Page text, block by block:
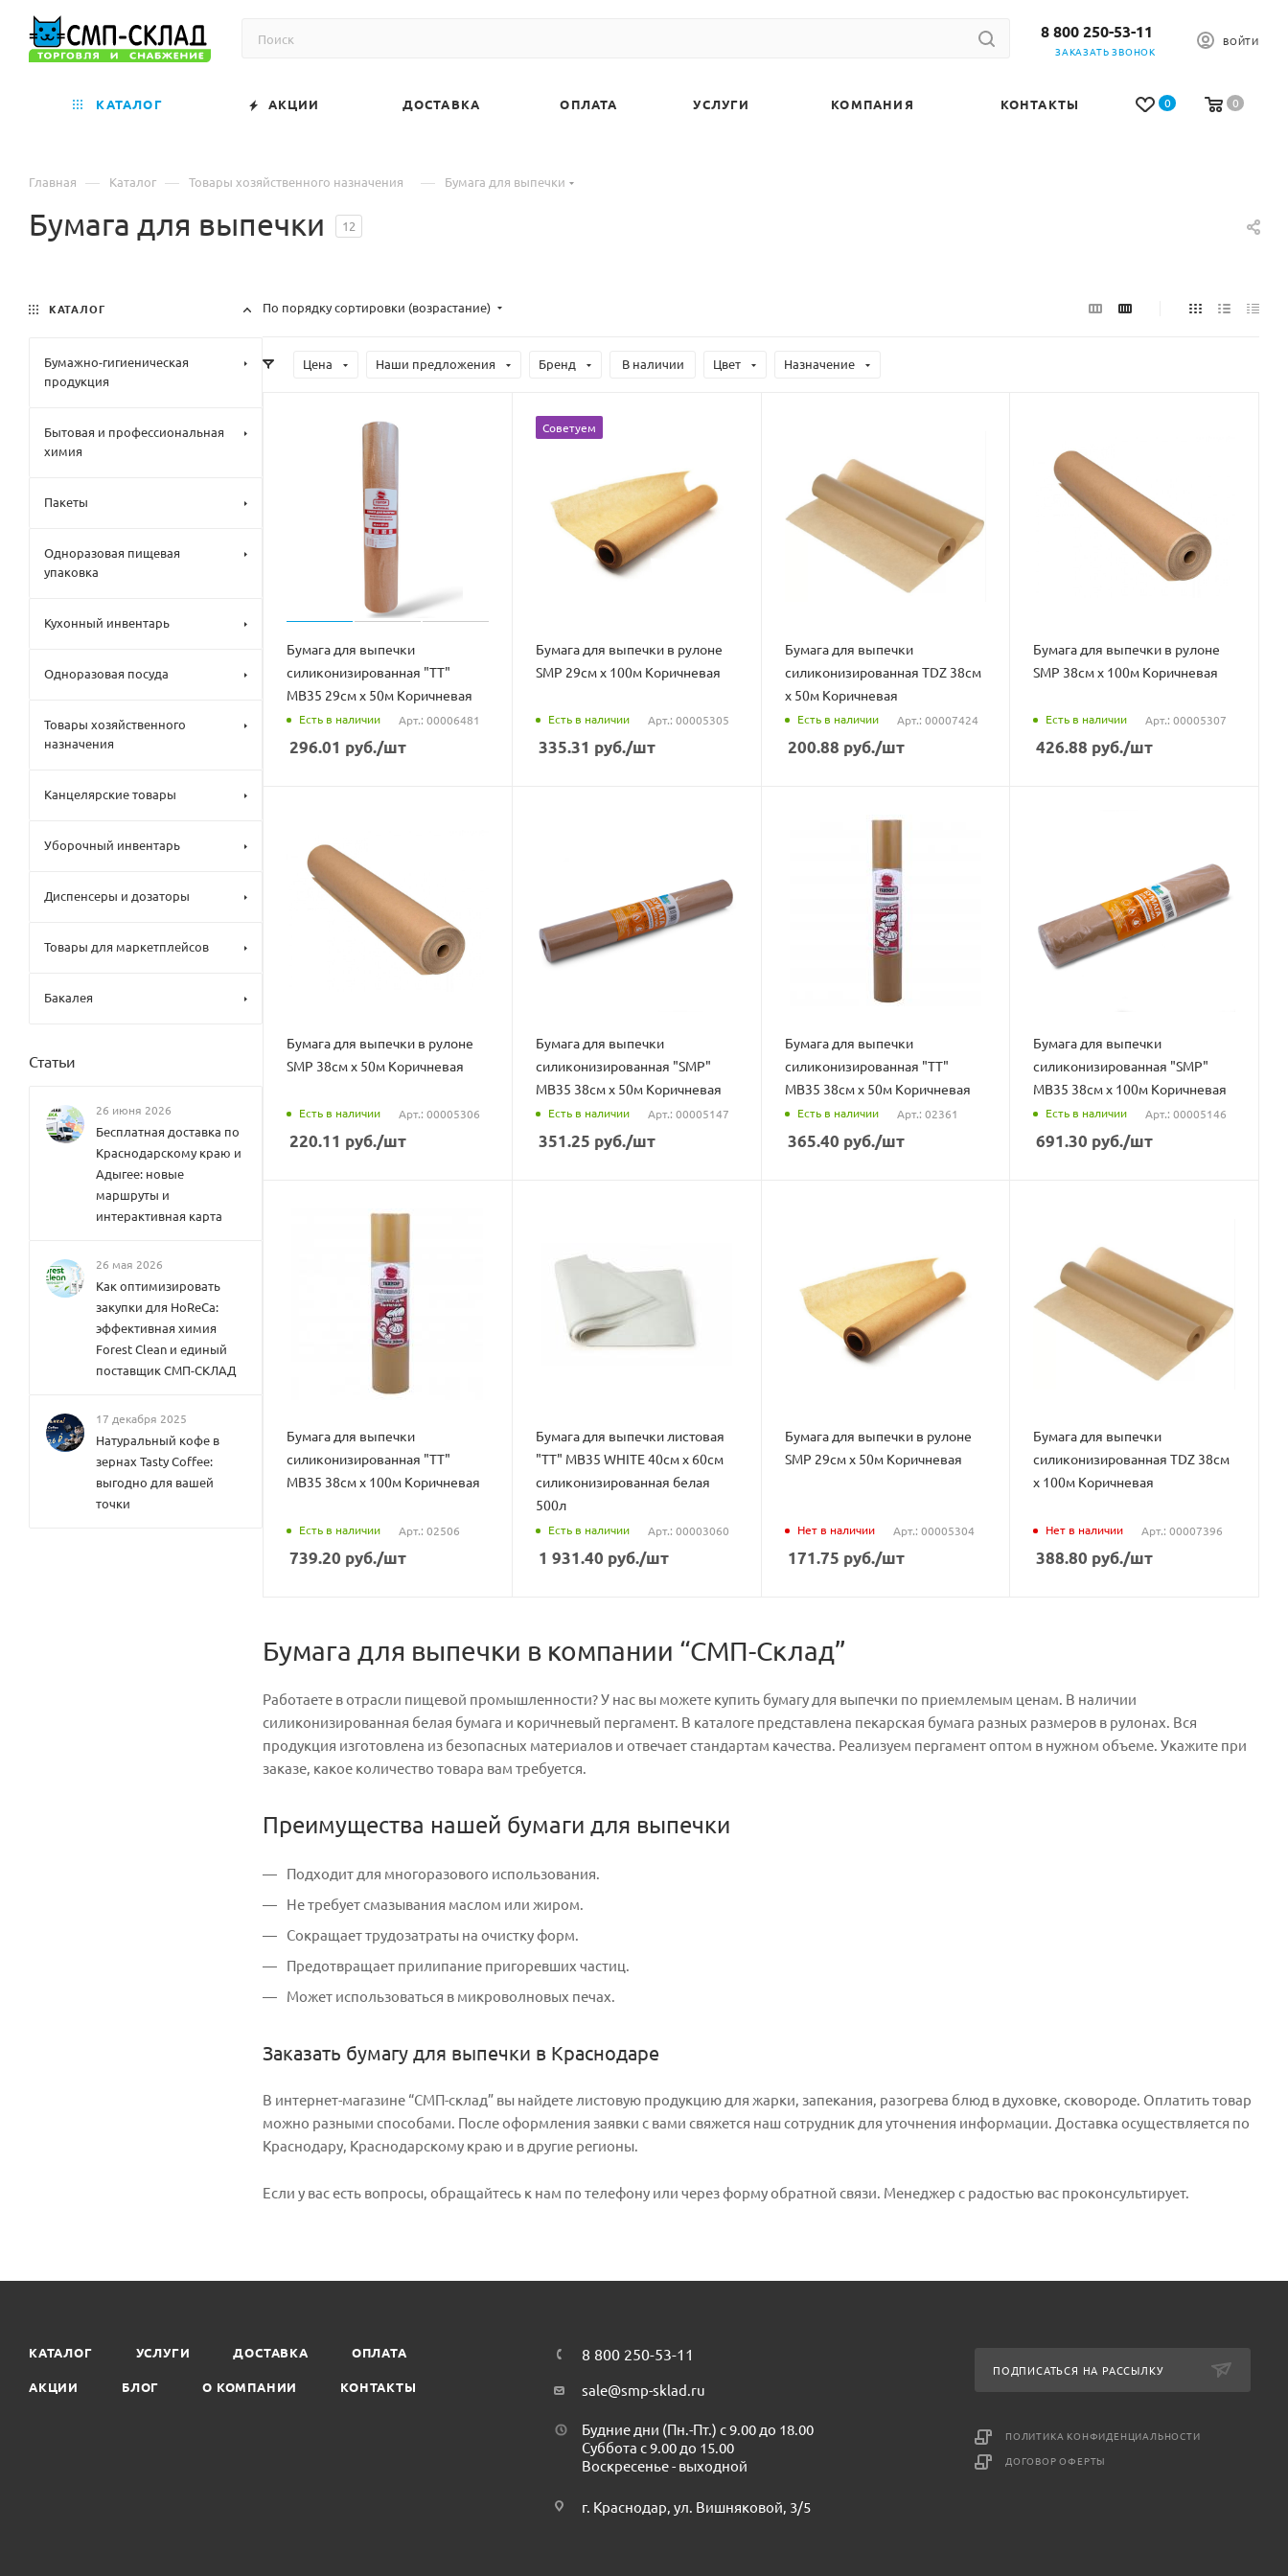
8 800 250-53-11
ЗАКАЗАТЬ ЗВОНОК
ВОЙТИ
0 0
КАТАЛОГ АКЦИИ ДОСТАВКА ОПЛАТА УСЛУГИ КОМПАНИЯ КОНТАКТЫ
Главная — Каталог — Товары хозяйственного назначения — Бумага для выпечки
Бумага для выпечки 12
По порядку сортировки (возрастание)
Цена Наши предложения Бренд В наличии Цвет Назначение
Бумага для выпечки
силиконизированная "ТТ"
MB35 29см х 50м Коричневая
Есть в наличии Арт.: 00006481
296.01 руб./шт
Советуем
Бумага для выпечки в рулоне
SMP 29см х 100м Коричневая
Есть в наличии Арт.: 00005305
335.31 руб./шт
Бумага для выпечки
силиконизированная TDZ 38см
х 50м Коричневая
Есть в наличии Арт.: 00007424
200.88 руб./шт
Бумага для выпечки в рулоне
SMP 38см х 100м Коричневая
Есть в наличии Арт.: 00005307
426.88 руб./шт
Бумага для выпечки в рулоне
SMP 38см х 50м Коричневая
Есть в наличии Арт.: 00005306
220.11 руб./шт
Бумага для выпечки
силиконизированная "SMP"
MB35 38см х 50м Коричневая
Есть в наличии Арт.: 00005147
351.25 руб./шт
Бумага для выпечки
силиконизированная "ТТ"
MB35 38см х 50м Коричневая
Есть в наличии Арт.: 02361
365.40 руб./шт
Бумага для выпечки
силиконизированная "SMP"
MB35 38см х 100м Коричневая
Есть в наличии Арт.: 00005146
691.30 руб./шт
Бумага для выпечки
силиконизированная "ТТ"
MB35 38см х 100м Коричневая
Есть в наличии Арт.: 02506
739.20 руб./шт
Бумага для выпечки листовая
"ТТ" MB35 WHITE 40см х 60см
силиконизированная белая
500л
Есть в наличии Арт.: 00003060
1 931.40 руб./шт
Бумага для выпечки в рулоне
SMP 29см х 50м Коричневая
Нет в наличии Арт.: 00005304
171.75 руб./шт
Бумага для выпечки
силиконизированная TDZ 38см
х 100м Коричневая
Нет в наличии Арт.: 00007396
388.80 руб./шт
Бумага для выпечки в компании “СМП-Склад”
Работаете в отрасли пищевой промышленности? У нас вы можете купить бумагу для выпечки по приемлемым ценам. В наличии
силиконизированная белая бумага и коричневый пергамент. В каталоге представлена пекарская бумага разных размеров в рулонах. Вся
продукция изготовлена из безопасных материалов и отвечает стандартам качества. Реализуем пергамент оптом в нужном объеме. Укажите при
заказе, какое количество товара вам требуется.
Преимущества нашей бумаги для выпечки
Подходит для многоразового использования.
Не требует смазывания маслом или жиром.
Сокращает трудозатраты на очистку форм.
Предотвращает прилипание пригоревших частиц.
Может использоваться в микроволновых печах.
Заказать бумагу для выпечки в Краснодаре
В интернет-магазине “СМП-склад” вы найдете листовую продукцию для жарки, запекания, разогрева блюд в духовке, сковороде. Оплатить товар
можно разными способами. После оформления заявки с вами свяжется наш сотрудник для уточнения информации. Доставка осуществляется по
Краснодару, Краснодарскому краю и в другие регионы.
Если у вас есть вопросы, обращайтесь к нам по телефону или через форму обратной связи. Менеджер с радостью вас проконсультирует.
КАТАЛОГ
Бумажно-гигиеническая
продукция
Бытовая и профессиональная
химия
Пакеты
Одноразовая пищевая
упаковка
Кухонный инвентарь
Одноразовая посуда
Товары хозяйственного
назначения
Канцелярские товары
Уборочный инвентарь
Диспенсеры и дозаторы
Товары для маркетплейсов
Бакалея
Статьи
26 июня 2026
Бесплатная доставка по
Краснодарскому краю и
Адыгее: новые
маршруты и
интерактивная карта
26 мая 2026
Как оптимизировать
закупки для HoReCa:
эффективная химия
Forest Clean и единый
поставщик СМП-СКЛАД
17 декабря 2025
Натуральный кофе в
зернах Tasty Coffee:
выгодно для вашей
точки
КАТАЛОГ УСЛУГИ ДОСТАВКА ОПЛАТА
АКЦИИ БЛОГ О КОМПАНИИ КОНТАКТЫ
8 800 250-53-11
sale@smp-sklad.ru
Будние дни (Пн.-Пт.) с 9.00 до 18.00
Суббота с 9.00 до 15.00
Воскресенье - выходной
г. Краснодар, ул. Вишняковой, 3/5
ПОДПИСАТЬСЯ НА РАССЫЛКУ
ПОЛИТИКА КОНФИДЕНЦИАЛЬНОСТИ
ДОГОВОР ОФЕРТЫ